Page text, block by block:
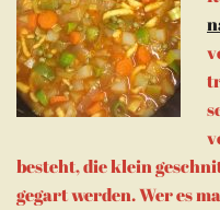
besteht, die klein
gegart werden. Wer es